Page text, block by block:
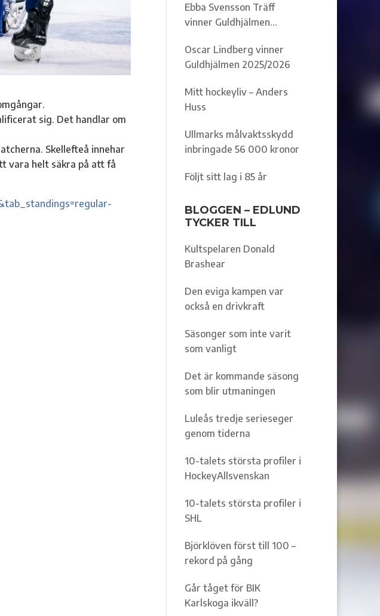
sig. Det handlar om
Skellefteå innehar
vara helt säkra på att få
Ebba Svensson Träff
vinner Guldhjälmen
Oscar Lindberg vinner
Guldhjälmen 2025/2026
Mitt hockeyliv – Anders
Huss
Ullmarks målvaktsskydd
inbringade 56 000 kronor
Följt sitt lag i 85 år
BLOGGEN – EDLUND
TYCKER TILL
Kultspelaren Donald
Brashear
Den eviga kampen var
också en drivkraft
Säsonger som inte varit
som vanligt
Det är kommande säsong
som blir utmaningen
Luleås tredje serieseger
genom tiderna
10-talets största profiler i
HockeyAllsvenskan
10-talets största profiler i
SHL
Björklöven först till 100 –
rekord på gång
Går tåget för BIK
Karlskoga ikväll?